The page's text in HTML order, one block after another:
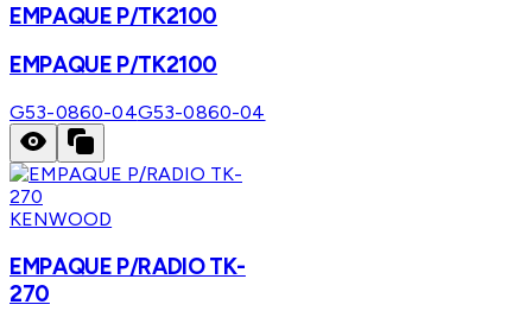
EMPAQUE P/TK2100
EMPAQUE P/TK2100
G53-0860-04G53-0860-04
KENWOOD
EMPAQUE P/RADIO TK-
270